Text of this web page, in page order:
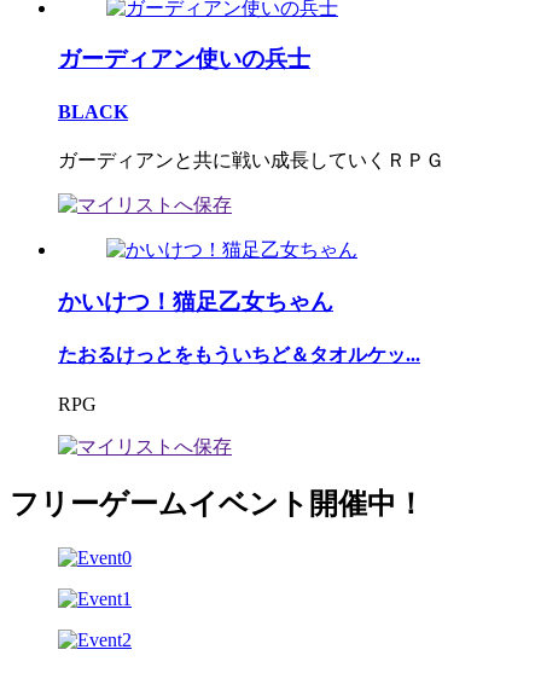
ガーディアン使いの兵士
BLACK
ガーディアンと共に戦い成長していくＲＰＧ
かいけつ！猫足乙女ちゃん
たおるけっとをもういちど＆タオルケッ...
RPG
フリーゲームイベント開催中！